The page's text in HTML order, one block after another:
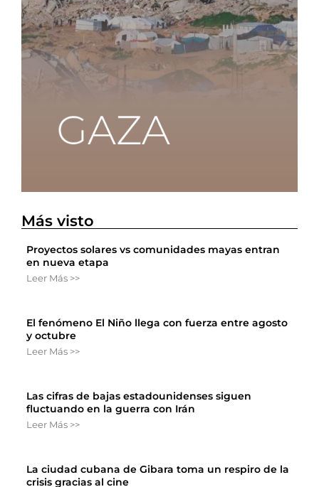
Más visto
Proyectos solares vs comunidades mayas entran
en nueva etapa
Leer Más >>
El fenómeno El Niño llega con fuerza entre agosto
y octubre
Leer Más >>
Las cifras de bajas estadounidenses siguen
fluctuando en la guerra con Irán
Leer Más >>
La ciudad cubana de Gibara toma un respiro de la
crisis gracias al cine